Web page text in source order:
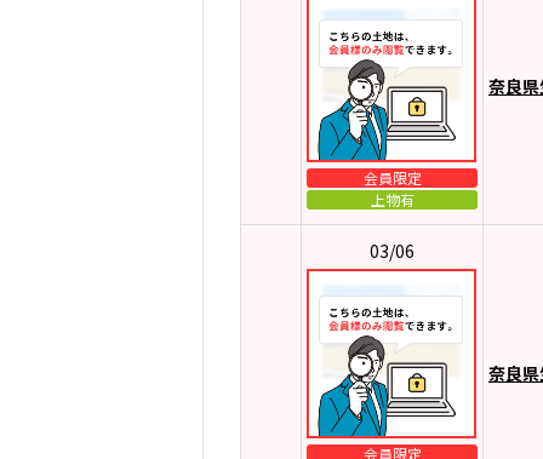
会員限定
上物有
奈良
03/06
会員限定
奈良